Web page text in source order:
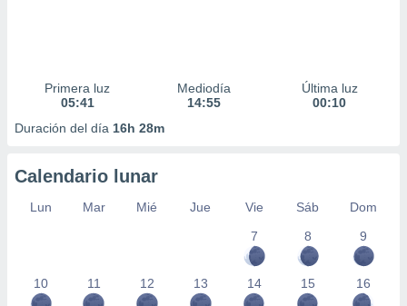
Primera luz
05:41
Mediodía
14:55
Última luz
00:10
Duración del día 16h 28m
Calendario lunar
Lun Mar Mié Jue Vie Sáb
Dom
7
8 9
10 11 12 13 14 15 16